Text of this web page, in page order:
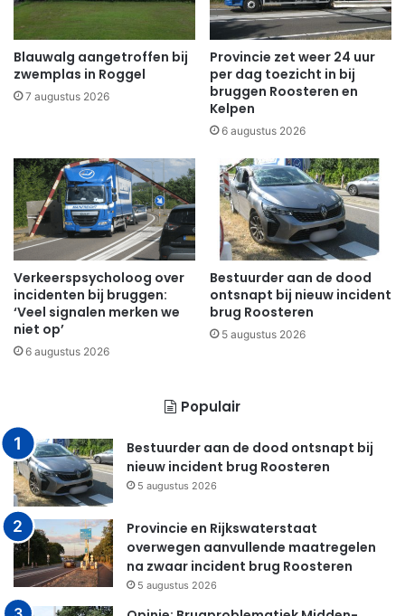
Blauwalg aangetroffen bij
zwemplas in Roggel
7 augustus 2026
Provincie zet weer 24 uur
per dag toezicht in bij
bruggen Roosteren en
Kelpen
6 augustus 2026
Verkeerspsycholoog over
incidenten bij bruggen:
‘Veel signalen merken we
niet op’
6 augustus 2026
Bestuurder aan de dood
ontsnapt bij nieuw incident
brug Roosteren
5 augustus 2026
Populair
Bestuurder aan de dood ontsnapt bij
nieuw incident brug Roosteren
5 augustus 2026
Provincie en Rijkswaterstaat
overwegen aanvullende maatregelen
na zwaar incident brug Roosteren
5 augustus 2026